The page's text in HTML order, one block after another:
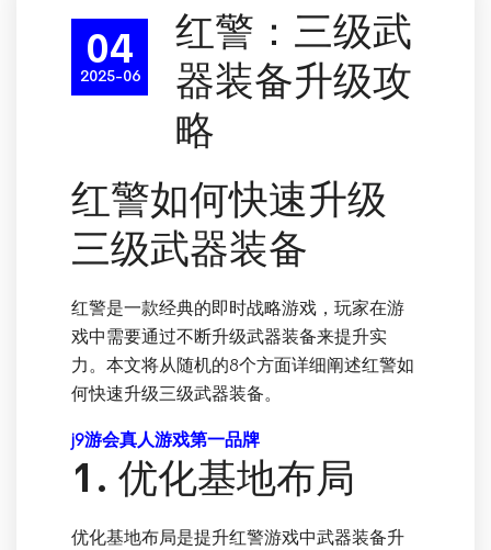
04
2025-06
红警：三级武
器装备升级攻
略
红警如何快速升级
三级武器装备
红警是一款经典的即时战略游戏，玩家在游
戏中需要通过不断升级武器装备来提升实
力。本文将从随机的8个方面详细阐述红警如
何快速升级三级武器装备。
j9游会真人游戏第一品牌
1. 优化基地布局
优化基地布局是提升红警游戏中武器装备升